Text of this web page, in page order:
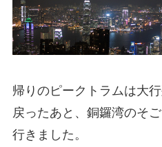
帰りのピークトラムは大
戻ったあと、銅鑼湾のそ
行きました。